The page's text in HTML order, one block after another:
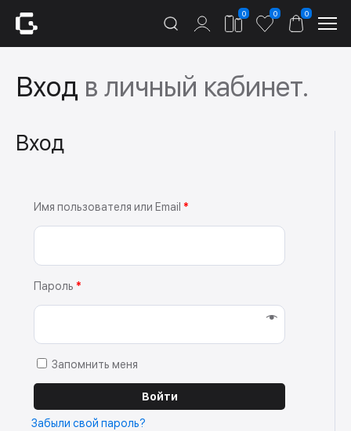
0 0 0
Вход в личный кабинет.
Вход
Имя пользователя или Email *
Пароль *
Запомнить меня
Войти
Забыли свой пароль?